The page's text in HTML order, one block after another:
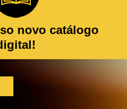
novo catálogo